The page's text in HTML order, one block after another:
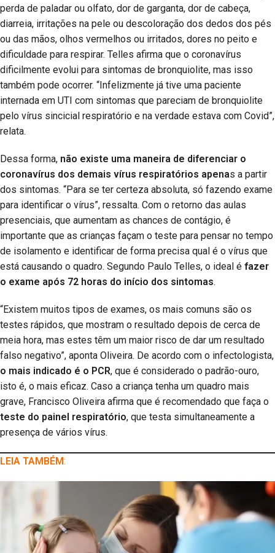
perda de paladar ou olfato, dor de garganta, dor de cabeça,
diarreia, irritações na pele ou descoloração dos dedos dos pés
ou das mãos, olhos vermelhos ou irritados, dores no peito e
dificuldade para respirar. Telles afirma que o coronavírus
dificilmente evolui para sintomas de bronquiolite, mas isso
também pode ocorrer. “Infelizmente já tive uma paciente
internada em UTI com sintomas que pareciam de bronquiolite
pelo vírus sincicial respiratório e na verdade estava com Covid”,
relata.
Dessa forma, não existe uma maneira de diferenciar o
coronavírus dos demais vírus respiratórios apenas a partir
dos sintomas. “Para se ter certeza absoluta, só fazendo exame
para identificar o vírus”, ressalta. Com o retorno das aulas
presenciais, que aumentam as chances de contágio, é
importante que as crianças façam o teste para pensar no tempo
de isolamento e identificar de forma precisa qual é o vírus que
está causando o quadro. Segundo Paulo Telles, o ideal é fazer
o exame após 72 horas do início dos sintomas.
“Existem muitos tipos de exames, os mais comuns são os
testes rápidos, que mostram o resultado depois de cerca de
meia hora, mas estes têm um maior risco de dar um resultado
falso negativo”, aponta Oliveira. De acordo com o infectologista,
o mais indicado é o PCR, que é considerado o padrão-ouro,
isto é, o mais eficaz. Caso a criança tenha um quadro mais
grave, Francisco Oliveira afirma que é recomendado que faça o
teste do painel respiratório, que testa simultaneamente a
presença de vários vírus.
LEIA TAMBÉM: